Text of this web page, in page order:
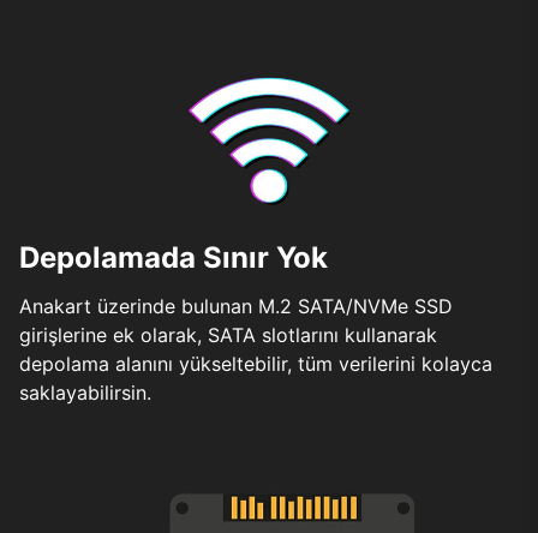
Depolamada Sınır Yok
Anakart üzerinde bulunan M.2 SATA/NVMe SSD
girişlerine ek olarak, SATA slotlarını kullanarak
depolama alanını yükseltebilir, tüm verilerini kolayca
saklayabilirsin.